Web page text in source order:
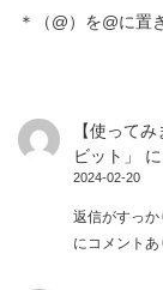
＊（@）を@に置
【使って
ビット」
に
2024-02-20
返信がすっ
にコメント